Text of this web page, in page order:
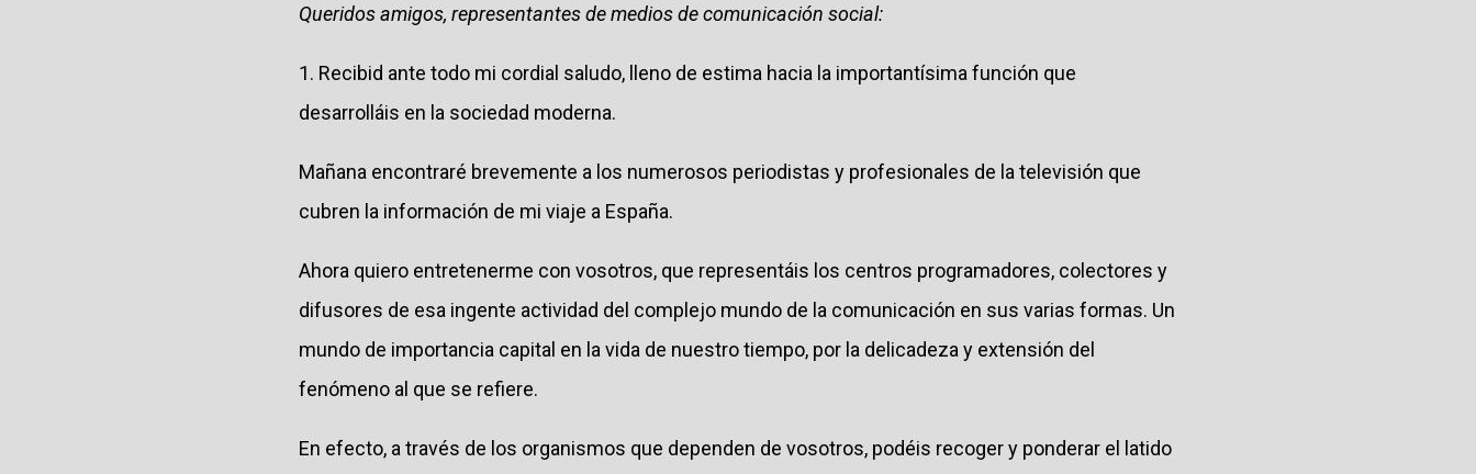
Queridos amigos, representantes de medios de comunicación social:
1. Recibid ante todo mi cordial saludo, lleno de estima hacia la importantísima función que
desarrolláis en la sociedad moderna.
Mañana encontraré brevemente a los numerosos periodistas y profesionales de la televisión que
cubren la información de mi viaje a España.
Ahora quiero entretenerme con vosotros, que representáis los centros programadores, colectores y
difusores de esa ingente actividad del complejo mundo de la comunicación en sus varias formas. Un
mundo de importancia capital en la vida de nuestro tiempo, por la delicadeza y extensión del
fenómeno al que se refiere.
En efecto, a través de los organismos que dependen de vosotros, podéis recoger y ponderar el latido